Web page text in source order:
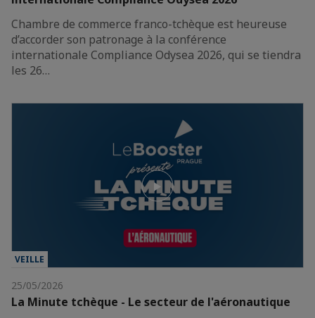
Chambre de commerce franco-tchèque est heureuse
d’accorder son patronage à la conférence
internationale Compliance Odysea 2026, qui se tiendra
les 26…
VEILLE
25/05/2026
La Minute tchèque - Le secteur de l'aéronautique